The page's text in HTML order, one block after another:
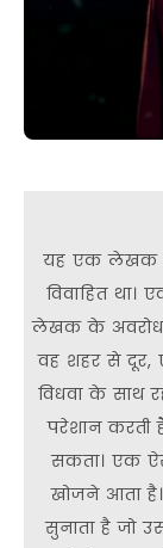
यह एक लेखक
विवाहित था।
लेखक के अवरोध
वह शहर से दूर,
विधवा के साथ
परेशान करती
सकता। एक
खोजने आता
सुनाता है जो